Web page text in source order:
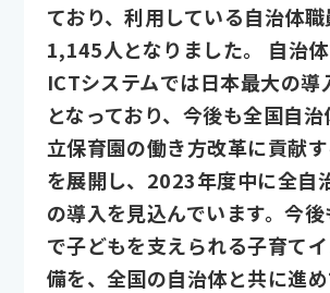
ており、利用している自治体
1,145人となりました。 自治
ICTシステムでは日本最大の
となっており、今後も全国自
立保育園の働き方改革に貢献
を展開し、2023年度中に全自
の導入を見込んでいます。今
で子どもを支えられる子育て
備を、全国の自治体と共に進